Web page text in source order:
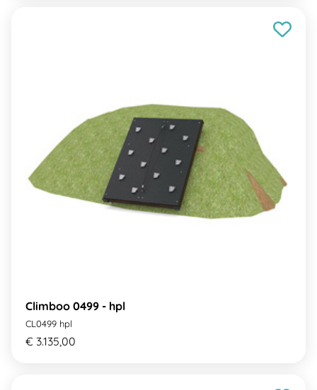
Climboo 0499 - hpl
CL0499 hpl
€ 3.135,00